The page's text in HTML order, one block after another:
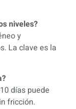
niveles?
y
La clave es la
días puede
fricción.